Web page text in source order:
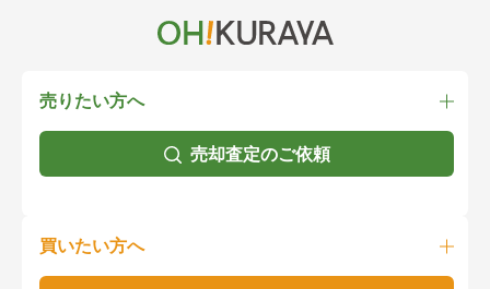
売りたい方へ
売却査定のご依頼
買いたい方へ